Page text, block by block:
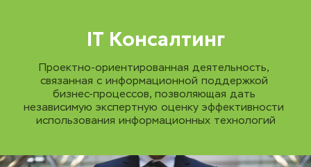
IT Консалтинг
Проектно-ориентированная деятельность,
связанная с информационной поддержкой
бизнес-процессов, позволяющая дать
независимую экспертную оценку эффективности
использования информационных технологий